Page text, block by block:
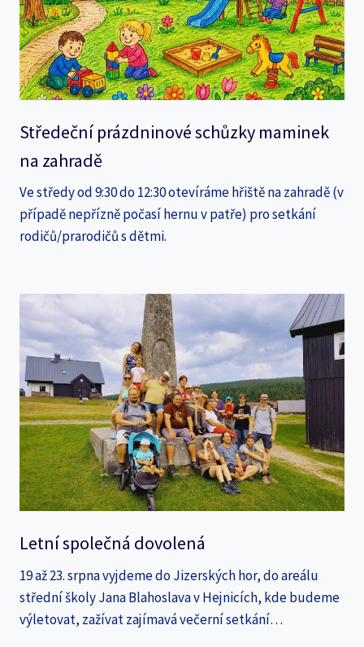
Středeční prázdninové schůzky maminek
na zahradě
Ve středy od 9:30 do 12:30 otevíráme hřiště na zahradě (v
případě nepřízně počasí hernu v patře) pro setkání
rodičů/prarodičů s dětmi.
Letní společná dovolená
19 až 23. srpna vyjdeme do Jizerských hor, do areálu
střední školy Jana Blahoslava v Hejnicích, kde budeme
výletovat, zažívat zajímavá večerní setkání…